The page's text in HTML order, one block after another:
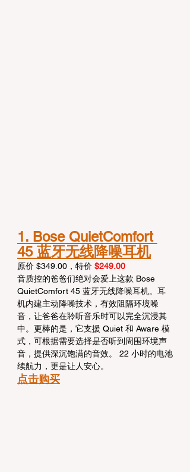
1. Bose QuietComfort
45 蓝牙无线降噪耳机
原价 $349.00，特价 $249.00
音质控的爸爸们绝对会爱上这款 Bose
QuietComfort 45 蓝牙无线降噪耳机。耳
机内建主动降噪技术，有效阻隔环境噪
音，让爸爸在聆听音乐时可以完全沉浸其
中。更棒的是，它支援 Quiet 和 Aware 模
式，可根据需要选择是否听到周围环境声
音，提供深沉饱满的音效。 22 小时的电池
续航力，更是让人安心。
点击购买